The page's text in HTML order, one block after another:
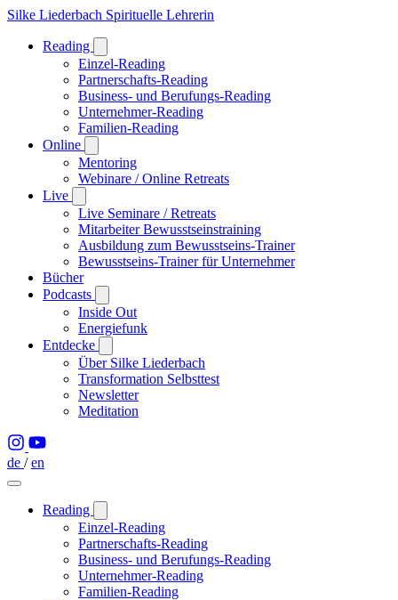
Silke Liederbach Spirituelle Lehrerin
Reading
Einzel-Reading
Partnerschafts-Reading
Business- und Berufungs-Reading
Unternehmer-Reading
Familien-Reading
Online
Mentoring
Webinare / Online Retreats
Live
Live Seminare / Retreats
Mitarbeiter Bewusstseinstraining
Ausbildung zum Bewusstseins-Trainer
Bewusstseins-Trainer für Unternehmer
Bücher
Podcasts
Inside Out
Energiefunk
Entdecke
Über Silke Liederbach
Transformation Selbsttest
Newsletter
Meditation
de / en
Reading
Einzel-Reading
Partnerschafts-Reading
Business- und Berufungs-Reading
Unternehmer-Reading
Familien-Reading